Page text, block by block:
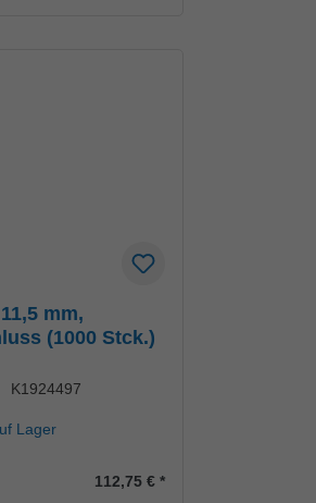
mm,
(1000 Stck.)
K1924497
Lager
112,75 €*